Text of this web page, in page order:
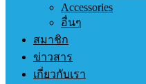
Accessories
อื่นๆ
สมาชิก
ข่าวสาร
เกี่ยวกับเรา